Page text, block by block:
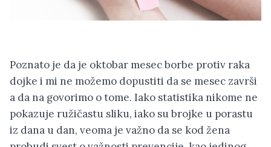
Poznato je da je oktobar mesec borbe protiv raka
dojke i mi ne možemo dopustiti da se mesec završi
a da na govorimo o tome. Iako statistika nikome ne
pokazuje ružičastu sliku, iako su brojke u porastu
iz dana u dan, veoma je važno da se kod žena